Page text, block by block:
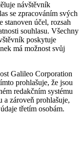
návštěvník
se zpracováním svých
účel, rozsah
souhlasu. Všechny
poskytuje
má možnost svůj
Galileo Corporation
prohlašuje, že jsou
redakčním systému
a zároveň prohlašuje,
třetím osobám.